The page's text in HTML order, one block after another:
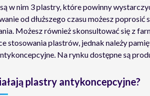
w nim 3 plastry, które powinny
od dłuższego czasu możesz
Możesz również skonsultować się z
stosowania plastrów, jednak należy
Na rynku dostępne są
plastry antykoncepcyjne?